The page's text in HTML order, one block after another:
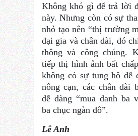
Không khó gì để trả lời
này. Nhưng còn có sự
nhỏ tạo nên “thị trường
đại gia và chân dài, đó
thông và công chúng.
tiếp thị hình ảnh bất
không có sự tung hô dễ
nông cạn, các chân dài
dễ dàng “mua danh ba
ba chục ngàn đô”.
Lê Anh